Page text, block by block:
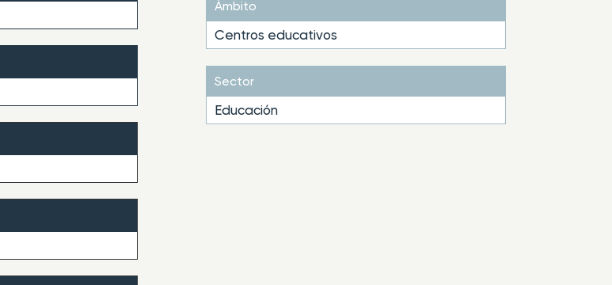
Ámbito
Centros educativos
Sector
Educación